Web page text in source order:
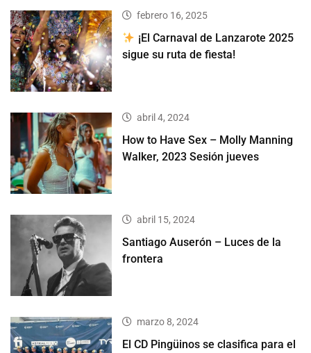
febrero 16, 2025
¡El Carnaval de Lanzarote 2025
sigue su ruta de fiesta!
abril 4, 2024
How to Have Sex – Molly Manning
Walker, 2023 Sesión jueves
abril 15, 2024
Santiago Auserón – Luces de la
frontera
marzo 8, 2024
El CD Pingüinos se clasifica para el